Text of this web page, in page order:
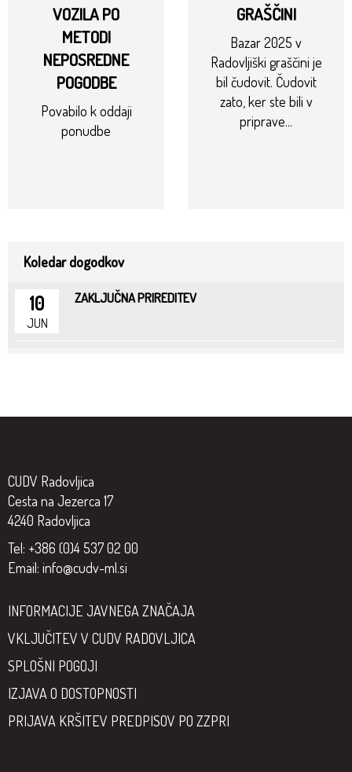
VOZILA PO
METODI
NEPOSREDNE
POGODBE
Povabilo k oddaji
ponudbe
GRAŠČINI
Bazar 2025 v
Radovljiški graščini je
bil čudovit. Čudovit
zato, ker ste bili v
priprave...
Koledar dogodkov
10
JUN
ZAKLJUČNA PRIREDITEV
CUDV Radovljica
Cesta na Jezerca 17
4240 Radovljica
Tel: +386 (0)4 537 02 00
Email: info@cudv-ml.si
INFORMACIJE JAVNEGA ZNAČAJA
VKLJUČITEV V CUDV RADOVLJICA
SPLOŠNI POGOJI
IZJAVA O DOSTOPNOSTI
PRIJAVA KRŠITEV PREDPISOV PO ZZPRI